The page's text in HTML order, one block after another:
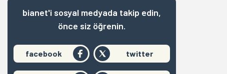
bianet'i sosyal medyada takip edin,
önce siz öğrenin.
facebook twitter